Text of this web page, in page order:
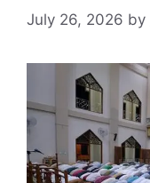
July 26, 2026 by